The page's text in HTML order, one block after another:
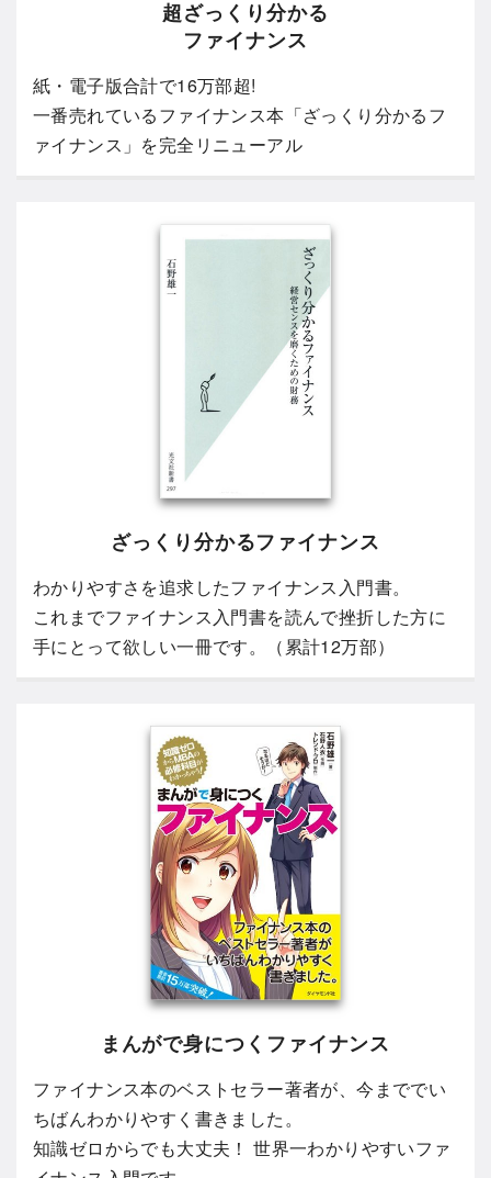
超ざっくり分かる
ファイナンス
紙・電子版合計で16万部超!
一番売れているファイナンス本「ざっくり分かるフ
ァイナンス」を完全リニューアル
ざっくり分かるファイナンス
わかりやすさを追求したファイナンス入門書。
これまでファイナンス入門書を読んで挫折した方に
手にとって欲しい一冊です。（累計12万部）
まんがで身につくファイナンス
ファイナンス本のベストセラー著者が、今まででい
ちばんわかりやすく書きました。
知識ゼロからでも大丈夫！ 世界一わかりやすいファ